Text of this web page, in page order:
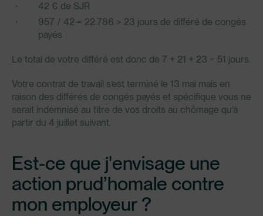
42 € de SJR
957 / 42 = 22.786 > 23 jours de différé de congés
payés
Le total de votre différé est donc de 7 + 21 + 23 = 51 jours.
Votre contrat de travail s’est terminé le 13 mai mais en
raison des différés de congés payés et spécifique vous ne
serait indemnisé au titre de vos droits au chômage qu’à
partir du 4 juillet suivant.
Est-ce que j'envisage une
action prud’homale contre
mon employeur ?